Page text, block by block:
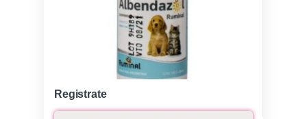
Registrate